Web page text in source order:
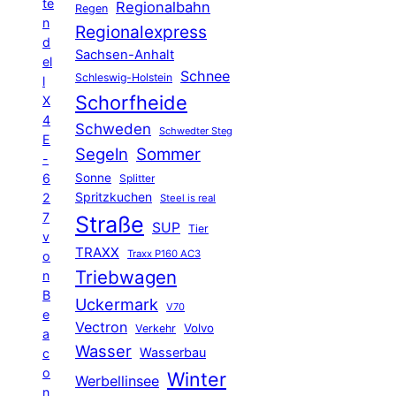
te
n
d
el
l
X
4
E
-
6
2
7
v
o
n
B
e
a
c
o
n
Regen Regionalbahn
Regionalexpress
Sachsen-Anhalt
Schleswig-Holstein Schnee
Schorfheide
Schweden Schwedter Steg
Segeln Sommer
Sonne Splitter
Spritzkuchen Steel is real
Straße SUP Tier
TRAXX Traxx P160 AC3
Triebwagen
Uckermark V70
Vectron Verkehr Volvo
Wasser Wasserbau
Werbellinsee Winter